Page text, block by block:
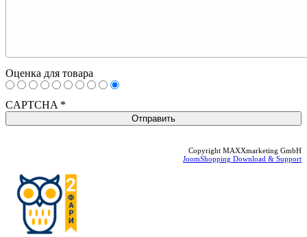
Оценка для товара
CAPTCHA *
Copyright MAXXmarketing GmbH
JoomShopping Download & Support